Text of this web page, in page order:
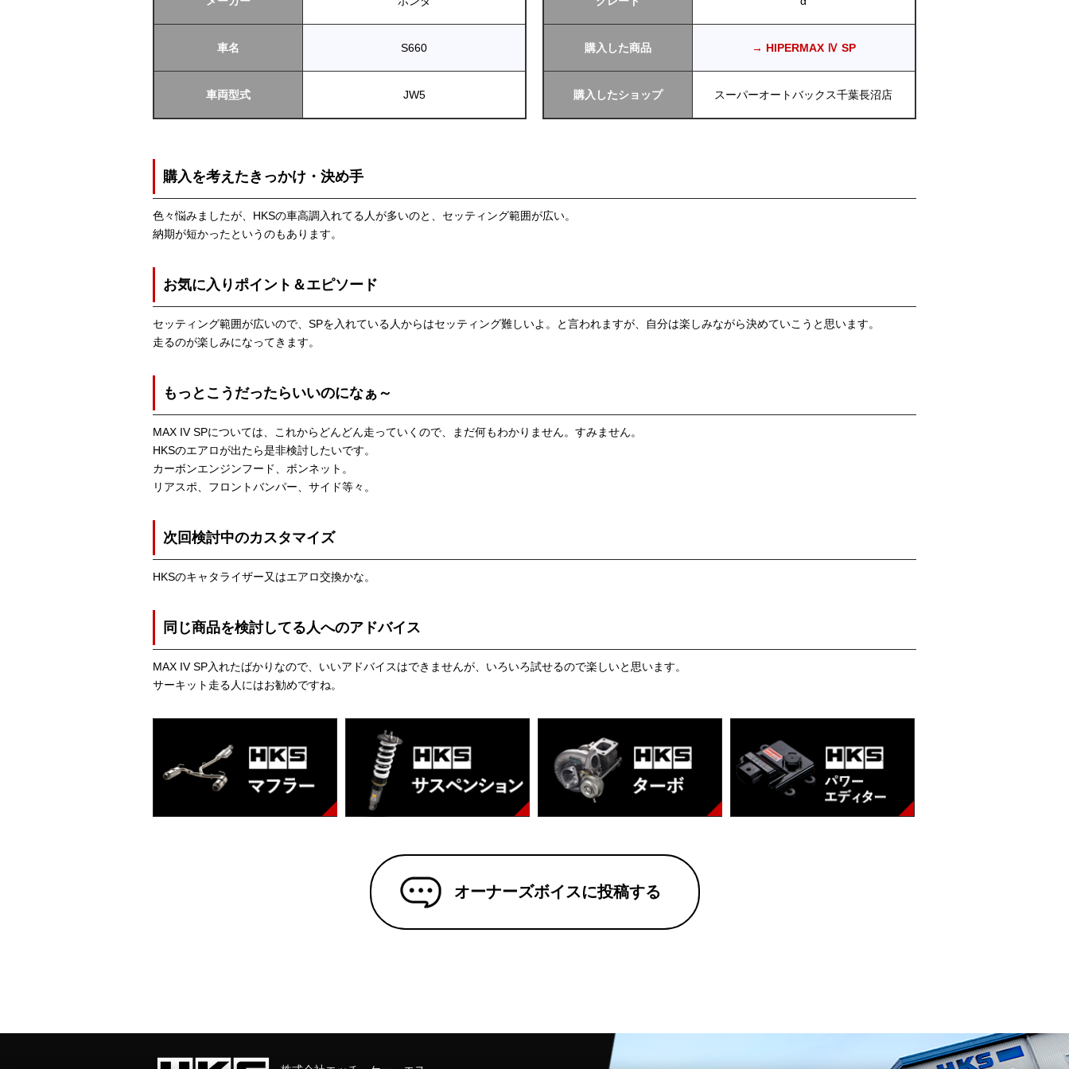
車名 S660
車両型式 JW5
購入した商品 → HIPERMAX Ⅳ SP
購入したショップ スーパーオートバックス千葉長沼店
購入を考えたきっかけ・決め手
色々悩みましたが、HKSの車高調入れてる人が多いのと、セッティング範囲が広い。
納期が短かったというのもあります。
お気に入りポイント＆エピソード
セッティング範囲が広いので、SPを入れている人からはセッティング難しいよ。と言われますが、自分は楽しみながら決めていこうと思います。
走るのが楽しみになってきます。
もっとこうだったらいいのになぁ～
MAX IV SPについては、これからどんどん走っていくので、まだ何もわかりません。すみません。
HKSのエアロが出たら是非検討したいです。
カーボンエンジンフード、ボンネット。
リアスポ、フロントバンパー、サイド等々。
次回検討中のカスタマイズ
HKSのキャタライザー又はエアロ交換かな。
同じ商品を検討してる人へのアドバイス
MAX IV SP入れたばかりなので、いいアドバイスはできませんが、いろいろ試せるので楽しいと思います。
サーキット走る人にはお勧めですね。
オーナーズボイスに投稿する